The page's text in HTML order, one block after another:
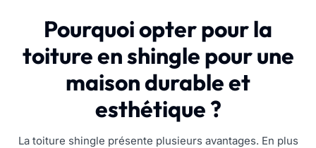
Pourquoi opter pour la
toiture en shingle pour une
maison durable et
esthétique ?
La toiture shingle présente plusieurs avantages. En plus